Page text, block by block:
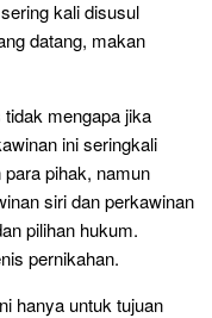
kali disusul
datang, makan
mengapa jika
ini seringkali
pihak, namun
siri dan perkawinan
pilihan hukum.
pernikahan.
hanya untuk tujuan